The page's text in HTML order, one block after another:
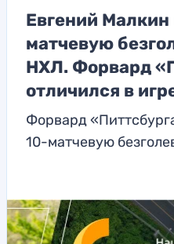
Евгений
матчевую
НХЛ. Форвард
отличился в
Форвард
10-матчевую